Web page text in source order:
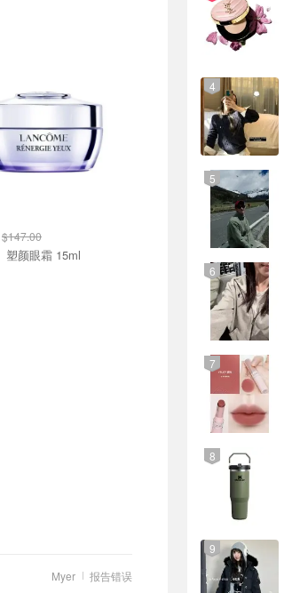
$147.00
Lancome 塑颜眼霜 15ml
报告错误
Myer